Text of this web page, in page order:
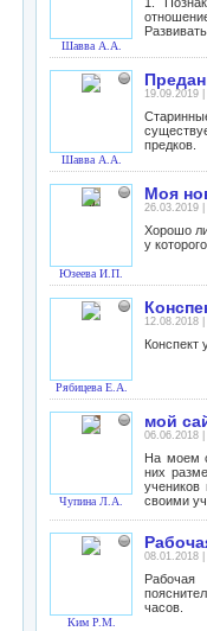
Шавва А.А.
Шавва А.А.
19.09.2019
предков.
Юзеева И.П.
Моя
26.03.2019
Хорошо
у
Рябицева Е.А.
12.08.2018
Конспект
Чупина Л.А.
мой
06.06.2018
На моем
них
своими
Ким Р.М.
08.01.2018
часов.